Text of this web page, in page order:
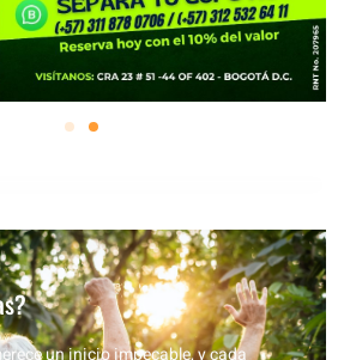
un inicio impecable, y cada